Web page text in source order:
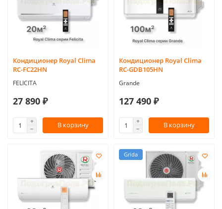
Кондиционер Royal Clima
RC-FC22HN
FELICITA
27 890 ₽
В корзину
Кондиционер Royal Clima
RC-GDB105HN
Grande
127 490 ₽
В корзину
Grida